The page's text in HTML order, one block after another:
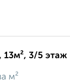
13м², 3/5 этаж
м²